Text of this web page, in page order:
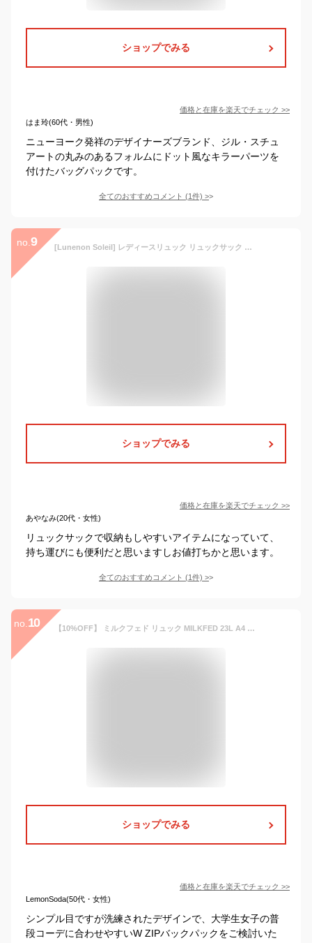
ショップでみる
価格と在庫を楽天でチェック >>
はま玲(60代・男性)
ニューヨーク発祥のデザイナーズブランド、ジル・スチュ
アートの丸みのあるフォルムにドット風なキラーパーツを
付けたバッグパックです。
全てのおすすめコメント (1件) >
no. 9 [Lunenon Soleil] レディースリュック リュックサック リュック バックパック ノートパソコン 軽量 大容量 通勤 通学 旅行 耐水性 bagpack サイドポケット 一泊旅行 背面ファスナー パソコンか入る 女子大学生
ショップでみる
価格と在庫を楽天でチェック >>
あやなみ(20代・女性)
リュックサックで収納もしやすいアイテムになっていて、
持ち運びにも便利だと思いますしお値打ちかと思います。
全てのおすすめコメント (1件) >
no. 10 【10%OFF】 ミルクフェド リュック MILKFED 23L A4 通学 女子 中学生 高校生 大学生 高校生女子 黒 通学リュック おしゃれ ブランド 大容量 学生リュック 塾 高校生リュック 通学用リュック 学生 大容量リュック かわいい 塾バッグ 黒いリュック 塾リュック女子 103202053019
ショップでみる
価格と在庫を楽天でチェック >>
LemonSoda(50代・女性)
シンプル目ですが洗練されたデザインで、大学生女子の普
段コーデに合わせやすいW ZIPバックパックをご検討いた